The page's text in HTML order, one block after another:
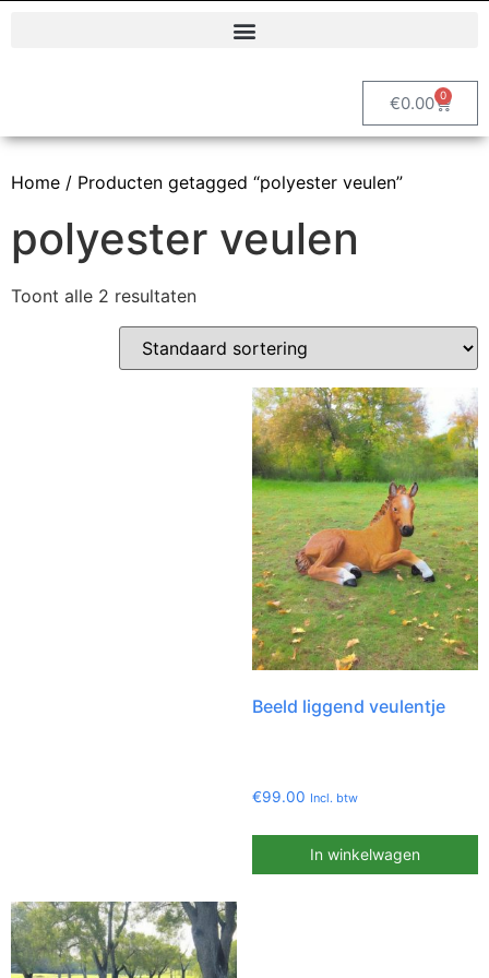
€0.00 0
Home / Producten getagged “polyester veulen”
polyester veulen
Toont alle 2 resultaten
Beeld liggend veulentje
€99.00 Incl. btw
In winkelwagen